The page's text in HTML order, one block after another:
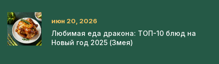
июн 20, 2026
Любимая еда дракона: ТОП-10 блюд на
Новый год 2025 (Змея)